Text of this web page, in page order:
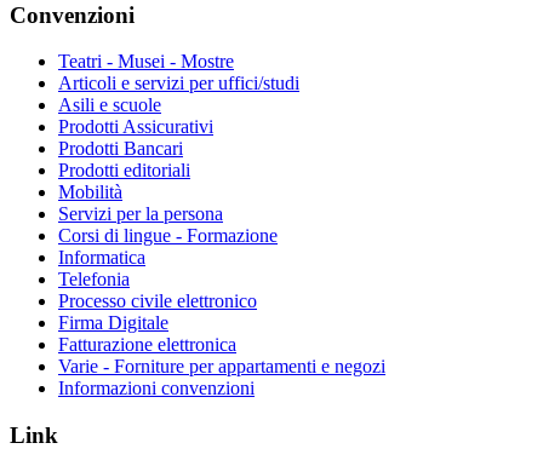
Convenzioni
Teatri - Musei - Mostre
Articoli e servizi per uffici/studi
Asili e scuole
Prodotti Assicurativi
Prodotti Bancari
Prodotti editoriali
Mobilità
Servizi per la persona
Corsi di lingue - Formazione
Informatica
Telefonia
Processo civile elettronico
Firma Digitale
Fatturazione elettronica
Varie - Forniture per appartamenti e negozi
Informazioni convenzioni
Link